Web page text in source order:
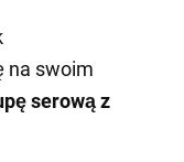
na swoim
serową z